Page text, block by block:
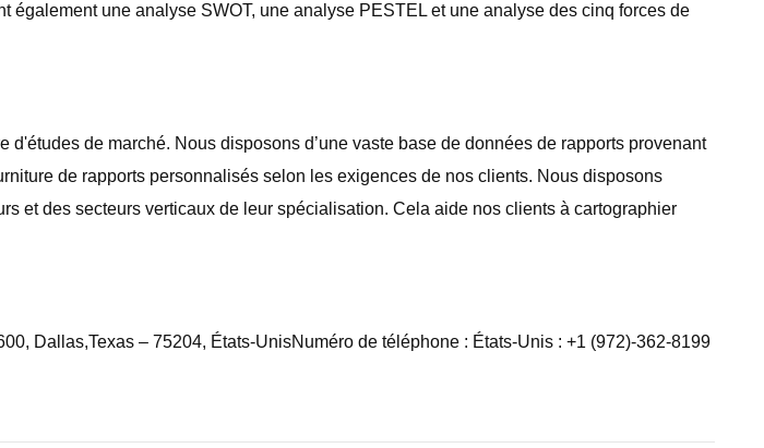
également une analyse SWOT, une analyse PESTEL et une analyse des cinq forces de
de marché. Nous disposons d’une vaste base de données de rapports provenant
de rapports personnalisés selon les exigences de nos clients. Nous disposons
et des secteurs verticaux de leur spécialisation. Cela aide nos clients à cartographier
Dallas,Texas – 75204, États-UnisNuméro de téléphone : États-Unis : +1 (972)-362-8199